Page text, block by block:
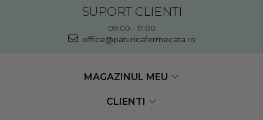
SUPORT CLIENTI
09:00 - 17:00
office@paturicafermecata.ro
MAGAZINUL MEU
CLIENTI